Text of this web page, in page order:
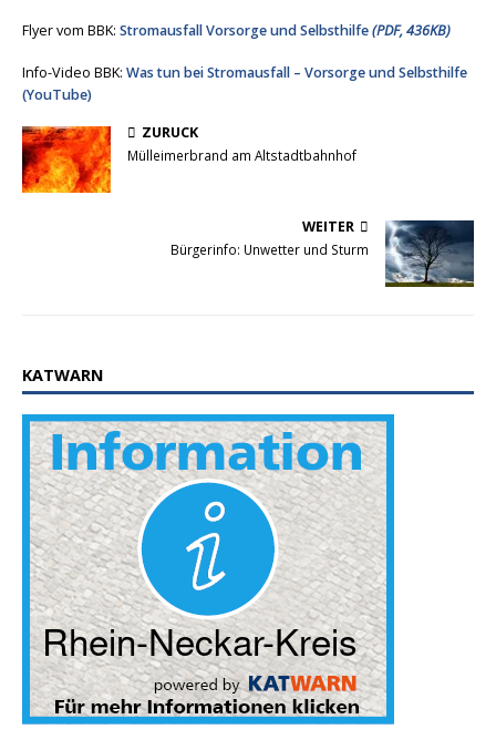
Flyer vom BBK: Stromausfall Vorsorge und Selbsthilfe(PDF, 436KB)
Info-Video BBK: Was tun bei Stromausfall – Vorsorge und Selbsthilfe
(YouTube)
ZURÜCK
Mülleimerbrand am Altstadtbahnhof
WEITER
Bürgerinfo: Unwetter und Sturm
KATWARN